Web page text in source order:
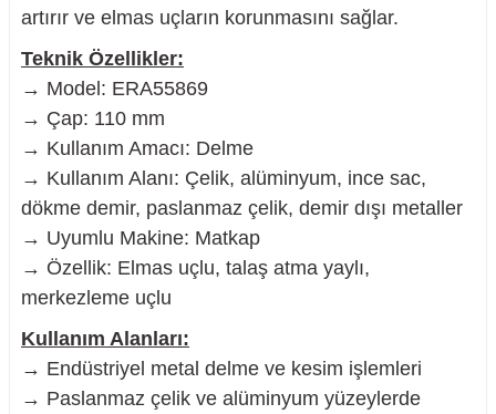
ve Lehim Teli
artırır ve elmas uçların korunmasını sağlar.
Teknik Özellikler:
→ Model: ERA55869
→ Çap: 110 mm
→ Kullanım Amacı: Delme
→ Kullanım Alanı: Çelik, alüminyum, ince sac,
dökme demir, paslanmaz çelik, demir dışı metaller
→ Uyumlu Makine: Matkap
→ Özellik: Elmas uçlu, talaş atma yaylı,
merkezleme uçlu
Kullanım Alanları:
→ Endüstriyel metal delme ve kesim işlemleri
→ Paslanmaz çelik ve alüminyum yüzeylerde